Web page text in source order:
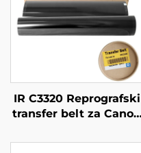
IR C3320 Reprografski
transfer belt za Canon
3025 3025i C3320